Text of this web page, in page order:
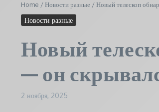
Home /Новости разные /Новый телескоп
Новости разные
Новый
— он
2 ноября, 2025